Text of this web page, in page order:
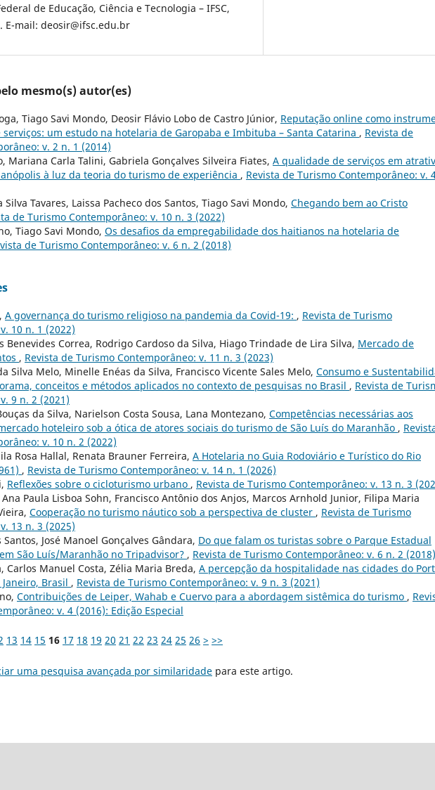
de Educação, Ciência e Tecnologia – IFSC,
E-mail: deosir@ifsc.edu.br
mesmo(s) autor(es)
Tiago Savi Mondo, Deosir Flávio Lobo de Castro Júnior, Reputação online como
um estudo na hotelaria de Garopaba e Imbituba – Santa Catarina , Revista de
v. 2 n. 1 (2014)
Mariana Carla Talini, Gabriela Gonçalves Silveira Fiates, A qualidade de serviços em
à luz da teoria do turismo de experiência , Revista de Turismo Contemporâneo: v.
Silva Tavares, Laissa Pacheco dos Santos, Tiago Savi Mondo, Chegando bem ao Cristo
de Turismo Contemporâneo: v. 10 n. 3 (2022)
Tiago Savi Mondo, Os desafios da empregabilidade dos haitianos na hotelaria de
de Turismo Contemporâneo: v. 6 n. 2 (2018)
A governança do turismo religioso na pandemia da Covid-19: , Revista de Turismo
10 n. 1 (2022)
Benevides Correa, Rodrigo Cardoso da Silva, Hiago Trindade de Lira Silva, Mercado de
, Revista de Turismo Contemporâneo: v. 11 n. 3 (2023)
Silva Melo, Minelle Enéas da Silva, Francisco Vicente Sales Melo, Consumo e
conceitos e métodos aplicados no contexto de pesquisas no Brasil , Revista de
9 n. 2 (2021)
da Silva, Narielson Costa Sousa, Lana Montezano, Competências necessárias aos
hoteleiro sob a ótica de atores sociais do turismo de São Luís do Maranhão ,
v. 10 n. 2 (2022)
Rosa Hallal, Renata Brauner Ferreira, A Hotelaria no Guia Rodoviário e Turístico do Rio
, Revista de Turismo Contemporâneo: v. 14 n. 1 (2026)
Reflexões sobre o cicloturismo urbano , Revista de Turismo Contemporâneo: v. 13 n. 3
Paula Lisboa Sohn, Francisco Antônio dos Anjos, Marcos Arnhold Junior, Filipa Maria
Cooperação no turismo náutico sob a perspectiva de cluster , Revista de Turismo
13 n. 3 (2025)
José Manoel Gonçalves Gândara, Do que falam os turistas sobre o Parque Estadual
São Luís/Maranhão no Tripadvisor? , Revista de Turismo Contemporâneo: v. 6 n. 2 (2018)
Carlos Manuel Costa, Zélia Maria Breda, A percepção da hospitalidade nas cidades do
Brasil , Revista de Turismo Contemporâneo: v. 9 n. 3 (2021)
Contribuições de Leiper, Wahab e Cuervo para a abordagem sistêmica do turismo ,
v. 4 (2016): Edição Especial
13 14 15 16 17 18 19 20 21 22 23 24 25 26 > >>
uma pesquisa avançada por similaridade para este artigo.